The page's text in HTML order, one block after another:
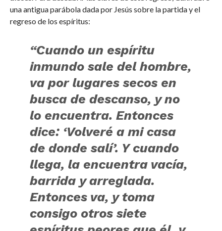
una antigua parábola dada por Jesús sobre la partida y el
regreso de los espíritus:
“Cuando un espíritu
inmundo sale del hombre,
va por lugares secos en
busca de descanso, y no
lo encuentra. Entonces
dice: ‘Volveré a mi casa
de donde salí’. Y cuando
llega, la encuentra vacía,
barrida y arreglada.
Entonces va, y toma
consigo otros siete